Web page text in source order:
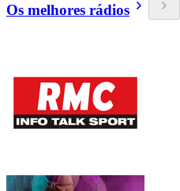
Os melhores rádios